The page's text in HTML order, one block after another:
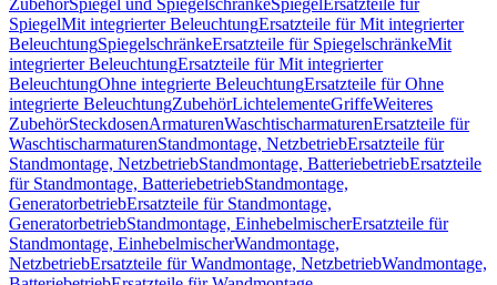
ZubehörSpiegel und SpiegelschränkeSpiegel Ersatzteile für
SpiegelMit integrierter BeleuchtungErsatzteile für Mit integrierter
BeleuchtungSpiegelschränkeErsatzteile für SpiegelschränkeMit
integrierter BeleuchtungErsatzteile für Mit integrierter
BeleuchtungOhne integrierte BeleuchtungErsatzteile für Ohne
integrierte BeleuchtungZubehörLichtelementeGriffeWeiteres
ZubehörSteckdosenArmaturenWaschtischarmaturenErsatzteile für
WaschtischarmaturenStandmontage, NetzbetriebErsatzteile für
Standmontage, NetzbetriebStandmontage, BatteriebetriebErsatzteile
für Standmontage, BatteriebetriebStandmontage,
GeneratorbetriebErsatzteile für Standmontage,
GeneratorbetriebStandmontage, EinhebelmischerErsatzteile für
Standmontage, EinhebelmischerWandmontage,
NetzbetriebErsatzteile für Wandmontage, NetzbetriebWandmontage,